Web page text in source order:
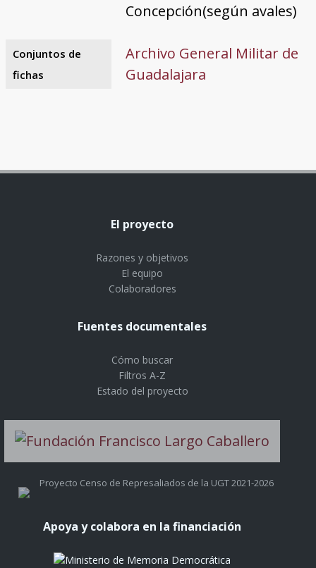
Concepción(según avales)
Conjuntos de
fichas
Archivo General Militar de
Guadalajara
El proyecto
Razones y objetivos
El equipo
Colaboradores
Fuentes documentales
Cómo buscar
Filtros A-Z
Estado del proyecto
Proyecto Censo de Represaliados de la UGT 2021-2026
Apoya y colabora en la financiación